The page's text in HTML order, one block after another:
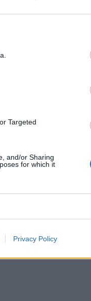
Targeted
and/or Sharing
for which it
Privacy Policy
States?